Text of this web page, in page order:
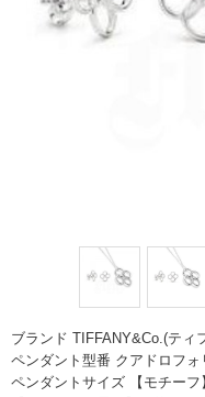
ブランド TIFFANY&Co.(ティ
ペンダント型番 クアドロフォ
ペンダントサイズ 【モチー